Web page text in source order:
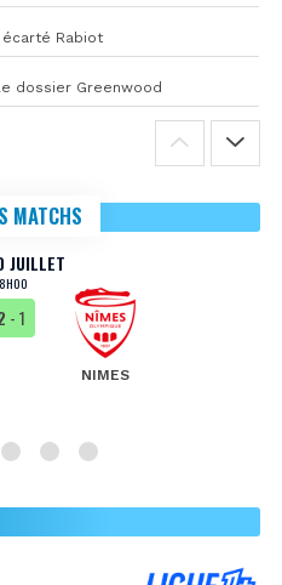
écarté Rabiot
dossier Greenwood
MATCHS
JUILLET
- 1
NIMES